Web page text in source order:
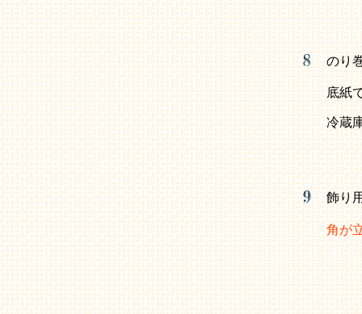
のり
底紙
冷蔵
飾り
角が